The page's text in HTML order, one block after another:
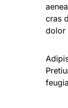
cras
dolor